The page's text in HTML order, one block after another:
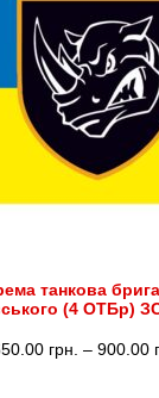
танкова
(4 ОТБр)
грн. – 900.00